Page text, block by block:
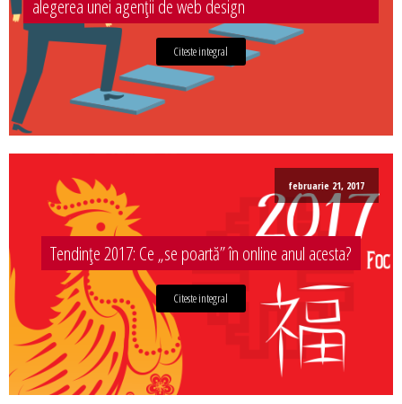
alegerea unei agenții de web design
Citeste integral
februarie 21, 2017
Tendințe 2017: Ce „se poartă” în online anul acesta?
Citeste integral